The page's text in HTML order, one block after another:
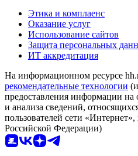
Этика и комплаенс
Оказание услуг
Использование сайтов
Защита персональных
ИТ аккредитация
На информационном ресурсе
рекомендательные технологии
предоставления информации на
и анализа сведений,
пользователей сети
Российской Федерации)